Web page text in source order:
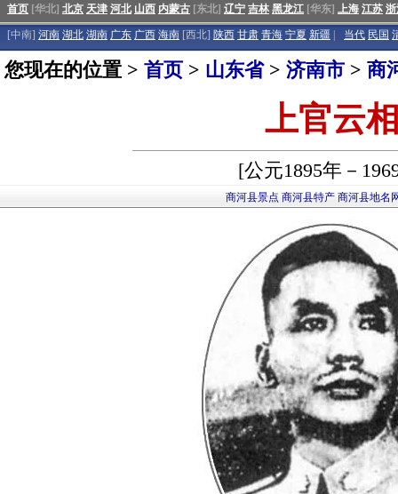
首页 [华北] 北京 天津 河北 山西 内蒙古 [东北] 辽宁 吉林 黑龙江 [华东] 上海 江苏
[中南] 河南 湖北 湖南 广东 广西 海南 [西北] 陕西 甘肃 青海 宁夏 新疆 当代 民国
您现在的位置 > 首页 > 山东省> 济南市 > 商
上官云
[公元1895年－
商河县景点 商河县特产 商河县地名